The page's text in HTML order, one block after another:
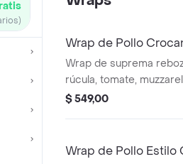
Wrap de Pollo
Wrap de suprema
rúcula, tomate,
alioli. Incluye papas
$ 549,00
Wrap de Pollo Estilo